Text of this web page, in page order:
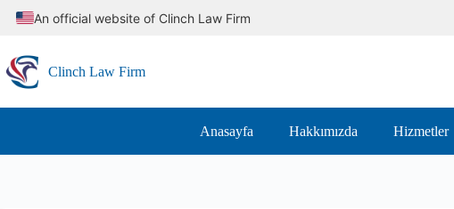
An official website of Clinch Law Firm
Clinch Law Firm
Anasayfa Hakkımızda Hizmetler